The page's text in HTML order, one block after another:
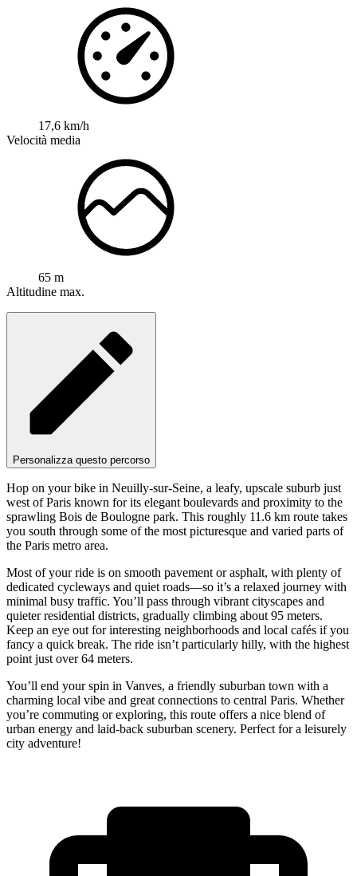
17,6 km/h
Velocità media
65 m
Altitudine max.
Personalizza questo percorso
Hop on your bike in Neuilly-sur-Seine, a leafy, upscale suburb just
west of Paris known for its elegant boulevards and proximity to the
sprawling Bois de Boulogne park. This roughly 11.6 km route takes
you south through some of the most picturesque and varied parts of
the Paris metro area.
Most of your ride is on smooth pavement or asphalt, with plenty of
dedicated cycleways and quiet roads—so it’s a relaxed journey with
minimal busy traffic. You’ll pass through vibrant cityscapes and
quieter residential districts, gradually climbing about 95 meters.
Keep an eye out for interesting neighborhoods and local cafés if you
fancy a quick break. The ride isn’t particularly hilly, with the highest
point just over 64 meters.
You’ll end your spin in Vanves, a friendly suburban town with a
charming local vibe and great connections to central Paris. Whether
you’re commuting or exploring, this route offers a nice blend of
urban energy and laid-back suburban scenery. Perfect for a leisurely
city adventure!